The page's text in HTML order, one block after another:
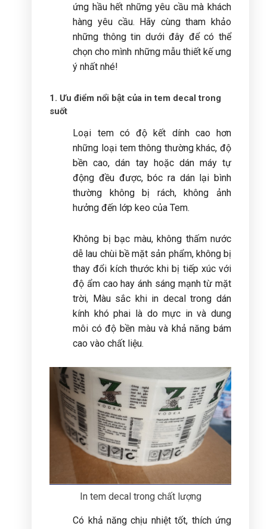
ứng hầu hết những yêu cầu mà khách
hàng yêu cầu. Hãy cùng tham khảo
những thông tin dưới đây để có thể
chọn cho mình những mẫu thiết kế ưng
ý nhất nhé!
1. Ưu điểm nổi bật của in tem decal trong
suốt
Loại tem có độ kết dính cao hơn
những loại tem thông thường khác, độ
bền cao, dán tay hoặc dán máy tự
động đều được, bóc ra dán lại bình
thường không bị rách, không ảnh
hưởng đến lớp keo của Tem.
Không bị bạc màu, không thấm nước
dễ lau chùi bề mặt sản phẩm, không bị
thay đổi kích thước khi bị tiếp xúc với
độ ẩm cao hay ánh sáng mạnh từ mặt
trời, Màu sắc khi in decal trong dán
kính khó phai là do mực in và dung
môi có độ bền màu và khả năng bám
cao vào chất liệu.
In tem decal trong chất lượng
Có khả năng chịu nhiệt tốt, thích ứng